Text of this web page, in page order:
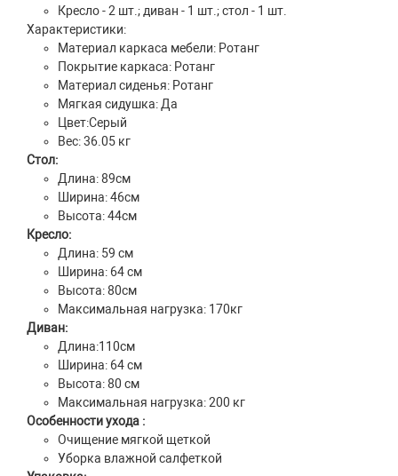
Кресло - 2 шт.; диван - 1 шт.; стол - 1 шт.
Характеристики:
Материал каркаса мебели: Ротанг
Покрытие каркаса: Ротанг
Материал сиденья: Ротанг
Мягкая сидушка: Да
Цвет:Серый
Вес: 36.05 кг
Стол:
Длина: 89см
Ширина: 46см
Высота: 44см
Кресло:
Длина: 59 см
Ширина: 64 см
Высота: 80см
Максимальная нагрузка: 170кг
Диван:
Длина:110см
Ширина: 64 см
Высота: 80 см
Максимальная нагрузка: 200 кг
Особенности ухода :
Очищение мягкой щеткой
Уборка влажной салфеткой